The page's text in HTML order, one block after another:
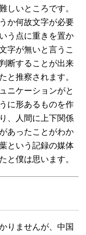
しいところです。
か何故文字が必要
う点に重きを置か
字が無いと言うこ
断することが出来
と推察されます。
ニケーションがと
に形あるものを作
、人間に上下関係
あったことがわか
という記録の媒体
と僕は思います。
りませんが、中国